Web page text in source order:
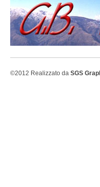
©2012 Realizzato da SGS